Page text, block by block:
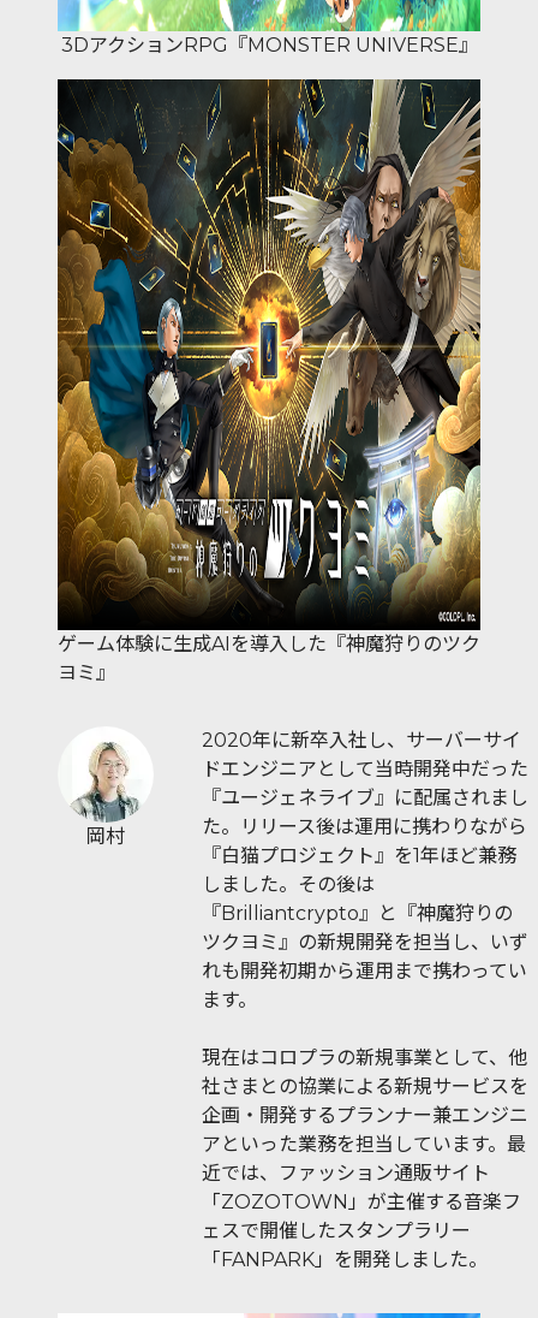
3DアクションRPG『MONSTER UNIVERSE』
ゲーム体験に生成AIを導入した『神魔狩りのツク
ヨミ』
岡村
2020年に新卒入社し、サーバーサイ
ドエンジニアとして当時開発中だった
『ユージェネライブ』に配属されまし
た。リリース後は運用に携わりながら
『白猫プロジェクト』を1年ほど兼務
しました。その後は
『Brilliantcrypto』と『神魔狩りの
ツクヨミ』の新規開発を担当し、いず
れも開発初期から運用まで携わってい
ます。
現在はコロプラの新規事業として、他
社さまとの協業による新規サービスを
企画・開発するプランナー兼エンジニ
アといった業務を担当しています。最
近では、ファッション通販サイト
「ZOZOTOWN」が主催する音楽フ
ェスで開催したスタンプラリー
「FANPARK」を開発しました。